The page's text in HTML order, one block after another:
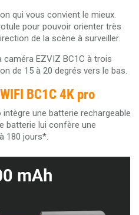
qui vous convient le mieux.
pour pouvoir orienter très
de la scène à surveiller.
EZVIZ BC1C à trois
de 15 à 20 degrés vers le bas.
BC1C 4K pro
une batterie rechargeable
batterie lui confère une
180 jours*.